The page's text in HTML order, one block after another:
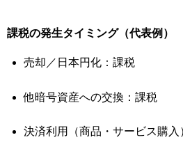
課税の発生タイミング（代表例）
売却／日本円化：課税
他暗号資産への交換：課税
決済利用（商品・サービス購入